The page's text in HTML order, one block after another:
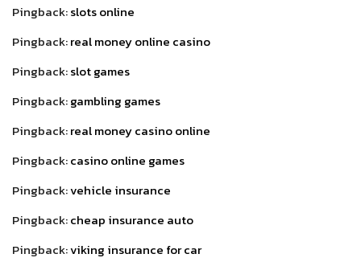
Pingback:slots online
Pingback:real money online casino
Pingback:slot games
Pingback:gambling games
Pingback:real money casino online
Pingback:casino online games
Pingback:vehicle insurance
Pingback:cheap insurance auto
Pingback:viking insurance for car